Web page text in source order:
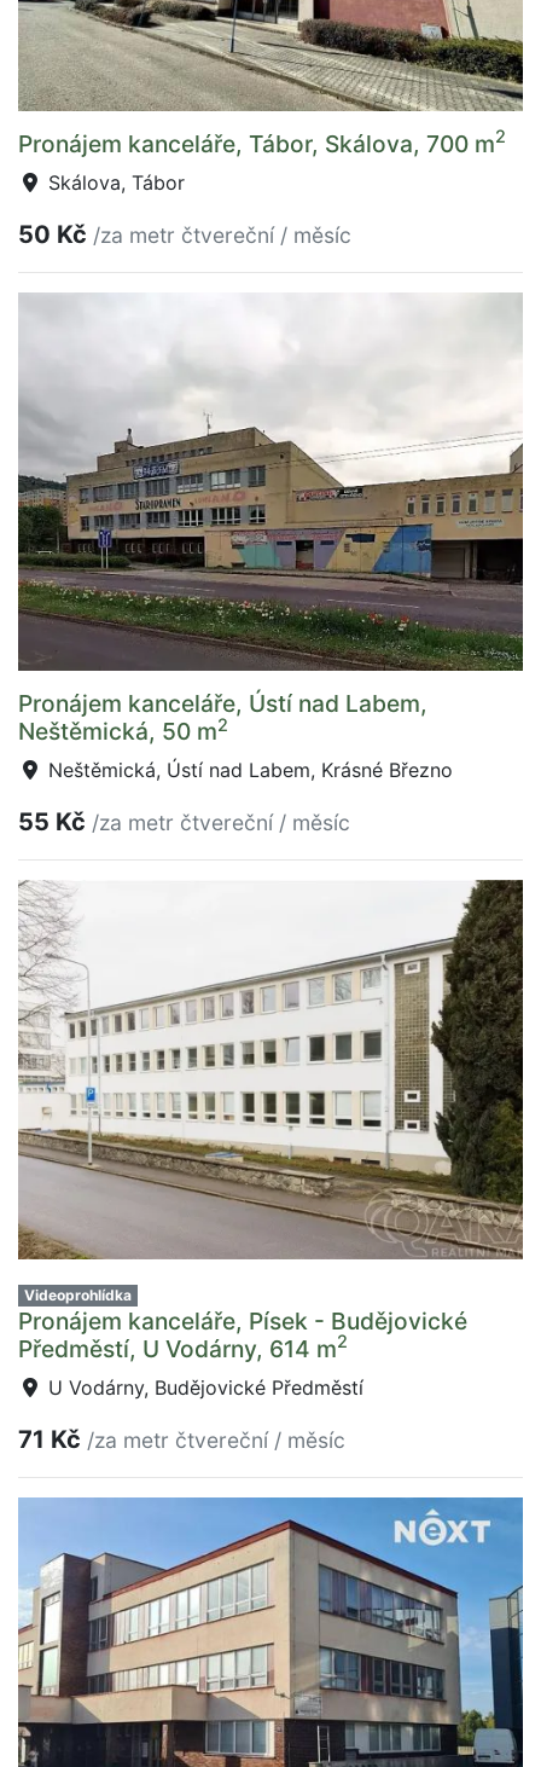
Pronájem kanceláře, Tábor, Skálova, 700 m2
Skálova, Tábor
50 Kč /za metr čtvereční / měsíc
Pronájem kanceláře, Ústí nad Labem,
Neštěmická, 50 m2
Neštěmická, Ústí nad Labem, Krásné Březno
55 Kč /za metr čtvereční / měsíc
Videoprohlídka
Pronájem kanceláře, Písek - Budějovické
Předměstí, U Vodárny, 614 m2
U Vodárny, Budějovické Předměstí
71 Kč /za metr čtvereční / měsíc